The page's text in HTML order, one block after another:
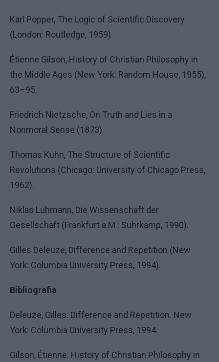
Karl Popper, The Logic of Scientific Discovery
(London: Routledge, 1959).
Étienne Gilson, History of Christian Philosophy in
the Middle Ages (New York: Random House, 1955),
63–95.
Friedrich Nietzsche, On Truth and Lies in a
Nonmoral Sense (1873).
Thomas Kuhn, The Structure of Scientific
Revolutions (Chicago: University of Chicago Press,
1962).
Niklas Luhmann, Die Wissenschaft der
Gesellschaft (Frankfurt a.M.: Suhrkamp, 1990).
Gilles Deleuze, Difference and Repetition (New
York: Columbia University Press, 1994).
Bibliografia
Deleuze, Gilles. Difference and Repetition. New
York: Columbia University Press, 1994.
Gilson, Étienne. History of Christian Philosophy in